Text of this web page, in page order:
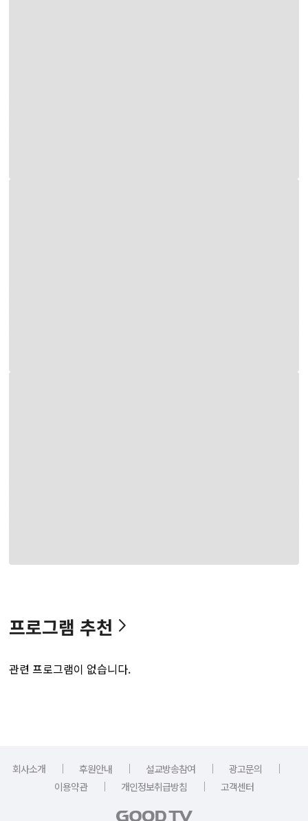
프로그램 추천
관련 프로그램이 없습니다.
회사소개 ｜ 후원안내 ｜ 설교방송참여 ｜ 광고문의
｜
이용약관
｜ 개인정보취급방침 ｜ 고객센터